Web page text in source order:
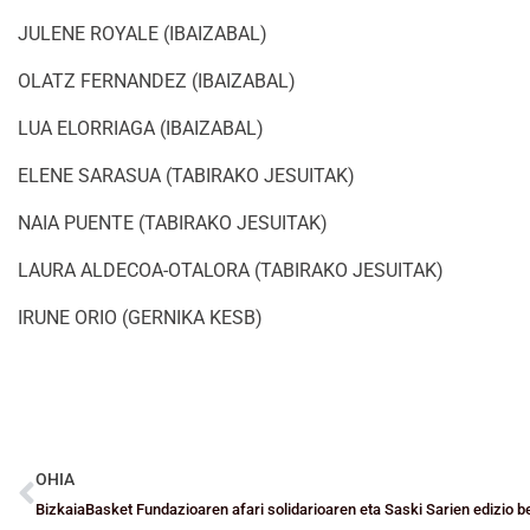
JULENE ROYALE (IBAIZABAL)
OLATZ FERNANDEZ (IBAIZABAL)
LUA ELORRIAGA (IBAIZABAL)
ELENE SARASUA (TABIRAKO JESUITAK)
NAIA PUENTE (TABIRAKO JESUITAK)
LAURA ALDECOA-OTALORA (TABIRAKO JESUITAK)
IRUNE ORIO (GERNIKA KESB)
OHIA